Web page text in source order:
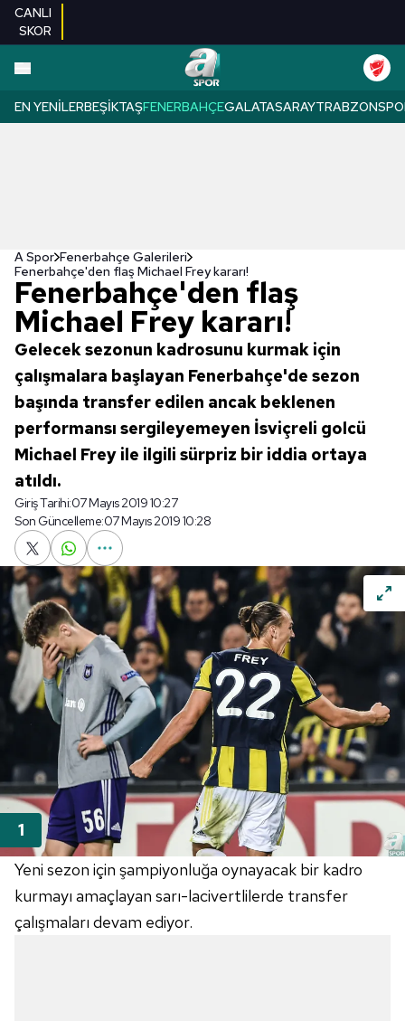
CANLI
SKOR
EN YENILERBEŞIKTAŞFENERBAHÇEGALATASARAY
A Spor Fenerbahçe Galerileri
Fenerbahçe'den flaş Michael Frey kararı!
Fenerbahçe'den flaş
Michael Frey kararı!
Gelecek sezonun kadrosunu kurmak için
çalışmalara başlayan Fenerbahçe'de sezon
başında transfer edilen ancak beklenen
performansı sergileyemeyen İsviçreli golcü
Michael Frey ile ilgili sürpriz bir iddia ortaya
atıldı.
Giriş Tarihi:07 Mayıs 2019 10:27
Son Güncelleme:07 Mayıs 2019 10:28
Yeni sezon için şampiyonluğa oynayacak bir kadro
kurmayı amaçlayan sarı-lacivertlilerde transfer
çalışmaları devam ediyor.